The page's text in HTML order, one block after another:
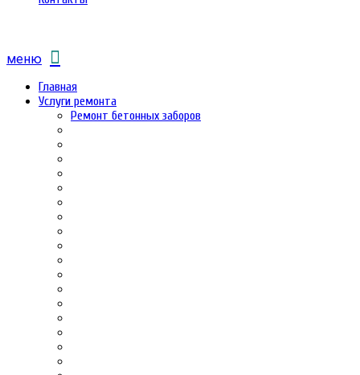
меню
Главная
Услуги ремонта
Ремонт бетонных заборов